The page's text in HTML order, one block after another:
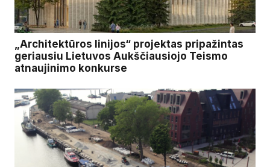
„Architektūros linijos“ projektas pripažintas
geriausiu Lietuvos Aukščiausiojo Teismo
atnaujinimo konkurse